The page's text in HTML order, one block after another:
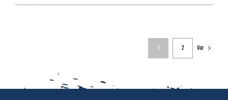
1 2 Vor